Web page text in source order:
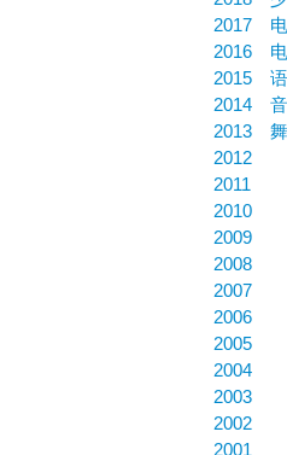
2017
2016
2015
2014
2013
2012
2011
2010
2009
2008
2007
2006
2005
2004
2003
2002
2001